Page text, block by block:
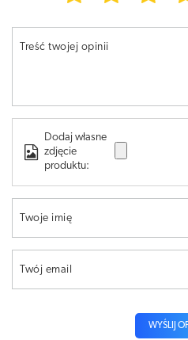
Treść twojej opinii
Dodaj własne
zdjęcie
produktu:
Twoje imię
Twój email
WYŚLIJ